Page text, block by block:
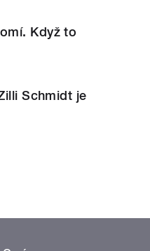
Když to
Schmidt je